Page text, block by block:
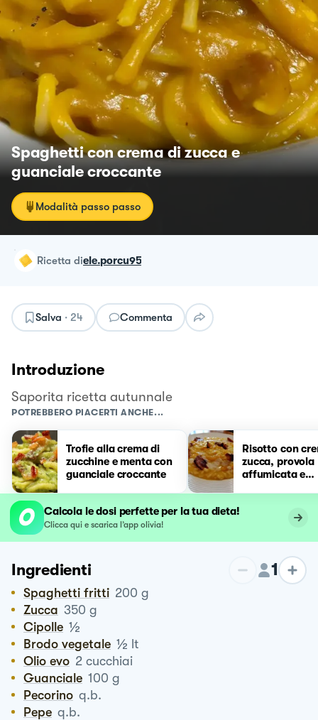
Spaghetti con crema di zucca e
guanciale croccante
Modalità passo passo
ricetta diele.porcu95
Salva · 24 Commenta
Introduzione
Saporita ricetta autunnale
POTREBBERO PIACERTI ANCHE...
Trofie alla crema di
zucchine e menta con
guanciale croccante
Risotto con
zucca, provola
affumicata e
Calcola le dosi perfette per la tua dieta!
Clicca qui e scarica l’app olivia!
Ingredienti 1
Spaghetti fritti 200 g
Zucca 350 g
Cipolle ½
Brodo vegetale ½ lt
Olio evo 2 cucchiai
Guanciale 100 g
Pecorino q.b.
Pepe q.b.